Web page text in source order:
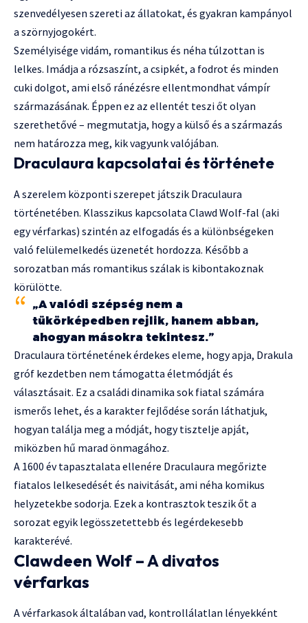
szenvedélyesen szereti az állatokat, és gyakran kampányol
a szörnyjogokért.
Személyisége vidám, romantikus és néha túlzottan is
lelkes. Imádja a rózsaszínt, a csipkét, a fodrot és minden
cuki dolgot, ami első ránézésre ellentmondhat vámpír
származásának. Éppen ez az ellentét teszi őt olyan
szerethetővé – megmutatja, hogy a külső és a származás
nem határozza meg, kik vagyunk valójában.
Draculaura kapcsolatai és története
A szerelem központi szerepet játszik Draculaura
történetében. Klasszikus kapcsolata Clawd Wolf-fal (aki
egy vérfarkas) szintén az elfogadás és a különbségeken
való felülemelkedés üzenetét hordozza. Később a
sorozatban más romantikus szálak is kibontakoznak
körülötte.
„A valódi szépség nem a
tükörképedben rejlik, hanem abban,
ahogyan másokra tekintesz.”
Draculaura történetének érdekes eleme, hogy apja, Drakula
gróf kezdetben nem támogatta életmódját és
választásait. Ez a családi dinamika sok fiatal számára
ismerős lehet, és a karakter fejlődése során láthatjuk,
hogyan találja meg a módját, hogy tisztelje apját,
miközben hű marad önmagához.
A 1600 év tapasztalata ellenére Draculaura megőrizte
fiatalos lelkesedését és naivitását, ami néha komikus
helyzetekbe sodorja. Ezek a kontrasztok teszik őt a
sorozat egyik legösszetettebb és legérdekesebb
karakterévé.
Clawdeen Wolf – A divatos
vérfarkas
A vérfarkasok általában vad, kontrollálatlan lényekként